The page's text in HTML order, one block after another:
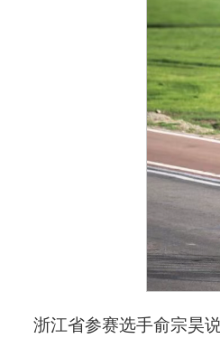
浙江省参赛选手俞宗昊